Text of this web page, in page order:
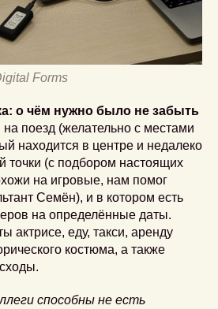
Forms
о чём нужно было не забыть
поезд (желательно с местами
находится в центре и недалеко
точки (с подбором настоящих
на игровые, нам помог
Семён), и в котором есть
на определённые даты.
актрисе, еду, такси, аренду
костюма, а также
способны не есть